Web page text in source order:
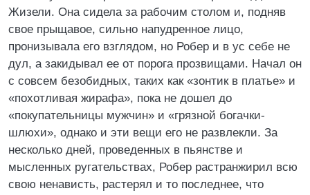
Жизели. Она сидела за рабочим столом и, подняв
свое прыщавое, сильно напудренное лицо,
пронизывала его взглядом, но Робер и в ус себе не
дул, а закидывал ее от порога прозвищами. Начал он
с совсем безобидных, таких как «зонтик в платье» и
«похотливая жирафа», пока не дошел до
«покупательницы мужчин» и «грязной богачки-
шлюхи», однако и эти вещи его не развлекли. За
несколько дней, проведенных в пьянстве и
мысленных ругательствах, Робер растранжирил всю
свою ненависть, растерял и то последнее, что